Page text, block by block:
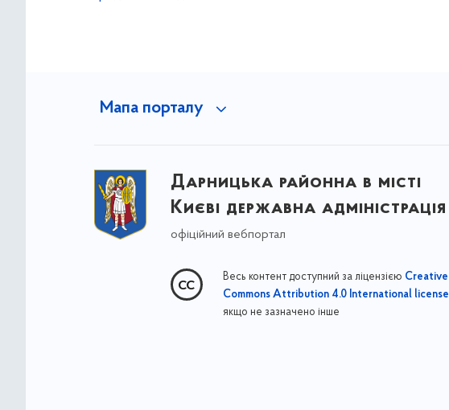
Мапа порталу
Дарницька районна в місті
Києві державна адміністрація
офіційний вебпортал
Весь контент доступний за ліцензією Creative
Commons Attribution 4.0 International license
якщо не зазначено інше